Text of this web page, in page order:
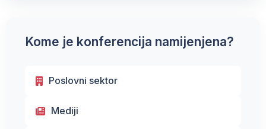
Kome je konferencija namijenjena?
Poslovni sektor
Mediji